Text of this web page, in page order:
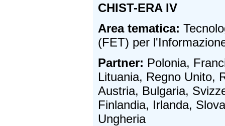
CHIST-ERA IV
Area tematica:
(FET) per
Partner: Polonia,
Lituania, Regno Unito,
Austria, Bulgaria,
Finlandia, Irlanda,
Ungheria